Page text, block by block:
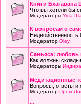
Книги
Что вы хотели бы
Модераторы Уша
К вопросам о
Недвойственность
Модератор Oley
Саньяса: любовь
Как должны
Модераторы Индира
Медитационные
Вопросы, ответы и
Модератор Прем